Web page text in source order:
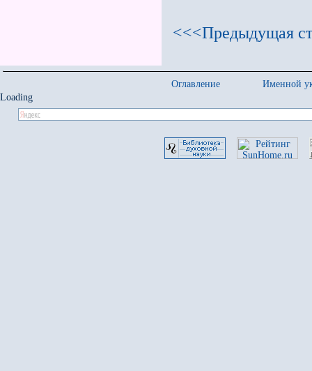
<<<Предыдущая
Оглавление
Именной
Loading